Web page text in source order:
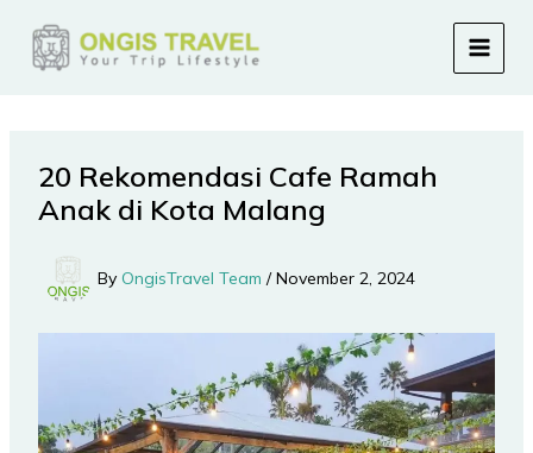
content
20 Rekomendasi Cafe Ramah
Anak di Kota Malang
By OngisTravel Team /November 2, 2024